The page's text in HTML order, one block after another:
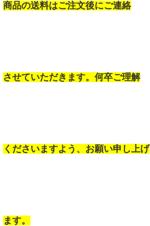
商品の送料はご注文後にご連絡
させていただきます。何卒ご理解
くださいますよう、お願い申し上げ
ます。